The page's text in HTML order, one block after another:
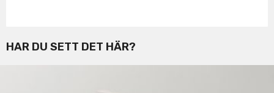
HAR DU SETT DET HÄR?